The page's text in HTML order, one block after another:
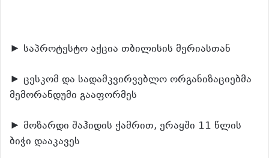
► საპროტესტო აქცია თბილისის მერიასთან
► ცესკომ და სადამკვირვებლო ორგანიზაციებმა
მემორანდუმი გააფორმეს
► მოზარდი შაჰიდის ქამრით, ერაყში 11 წლის
ბიჭი დააკავეს